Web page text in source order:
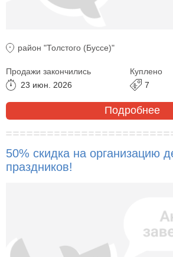
район "Толстого (Буссе)"
Продажи закончились
23 июн. 2026
Куплено
7
Подробнее
50% скидка на организацию
праздников!